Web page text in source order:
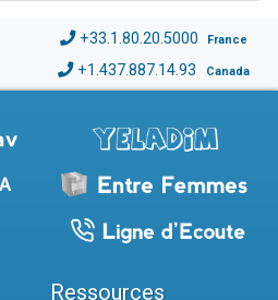
+33.1.80.20.5000 France
+1.437.887.14.93 Canada
Ressources